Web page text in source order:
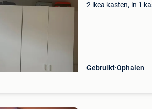
2 ikea kasten, in 1
Gebruikt Ophalen